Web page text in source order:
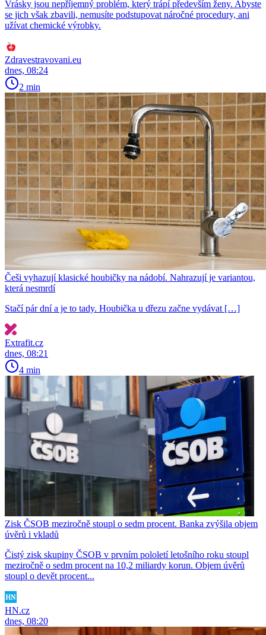
Vrásky jsou nepříjemný problém, který trápí především ženy. Abyste
se jich však zbavili, nemusíte podstupovat náročné procedury, ani
užívat chemické výrobky.
Zdravestravovani.eu
dnes, 08:24
2 min
Češi vyhazují klasické houbičky na nádobí. Nahrazují je variantou,
která nesmrdí
Stačí pár dní a je to tady. Houbička u dřezu začne vydávat […]
Extrafit.cz
dnes, 08:21
4 min
Zisk ČSOB meziročně stoupl o sedm procent. Banka zvýšila objem
úvěrů i vkladů
Čistý zisk skupiny ČSOB v prvním pololetí letošního roku stoupl
meziročně o sedm procent na 10,2 miliardy korun. Objem úvěrů
stoupl o devět procent...
HN.cz
dnes, 08:20